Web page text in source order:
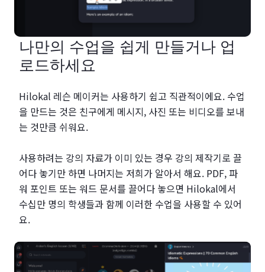
나만의 수업을 쉽게 만들거나 업
로드하세요
Hilokal 레슨 메이커는 사용하기 쉽고 직관적이에요. 수업
을 만드는 것은 친구에게 메시지, 사진 또는 비디오를 보내
는 것만큼 쉬워요.
사용하려는 강의 자료가 이미 있는 경우 강의 제작기로 끌
어다 놓기만 하면 나머지는 저희가 알아서 해요. PDF, 파
워 포인트 또는 워드 문서를 끌어다 놓으면 Hilokal에서
수십만 명의 학생들과 함께 이러한 수업을 사용할 수 있어
요.